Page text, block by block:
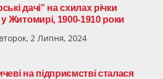
дачі” на схилах річки
у Житомирі, 1900-1910 роки
2 Липня, 2024
на підприємстві сталася